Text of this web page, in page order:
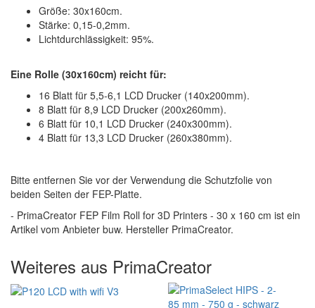
Größe: 30x160cm.
Stärke: 0,15-0,2mm.
Lichtdurchlässigkeit: 95%.
Eine Rolle (30x160cm) reicht für:
16 Blatt für 5,5-6,1 LCD Drucker (140x200mm).
8 Blatt für 8,9 LCD Drucker (200x260mm).
6 Blatt für 10,1 LCD Drucker (240x300mm).
4 Blatt für 13,3 LCD Drucker (260x380mm).
Bitte entfernen Sie vor der Verwendung die Schutzfolie von
beiden Seiten der FEP-Platte.
- PrimaCreator FEP Film Roll for 3D Printers - 30 x 160 cm ist ein
Artikel vom Anbieter buw. Hersteller PrimaCreator.
Weiteres aus PrimaCreator